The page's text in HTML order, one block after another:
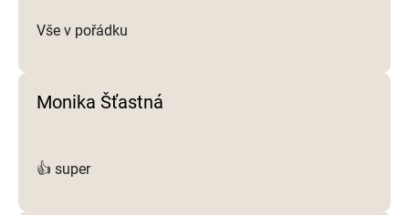
Vše v pořádku
Monika Šťastná
👍 super